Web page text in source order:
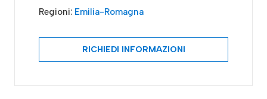
Regioni: Emilia-Romagna
RICHIEDI INFORMAZIONI